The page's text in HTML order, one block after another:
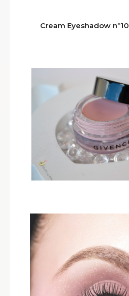
Cream Eyeshadow nº10